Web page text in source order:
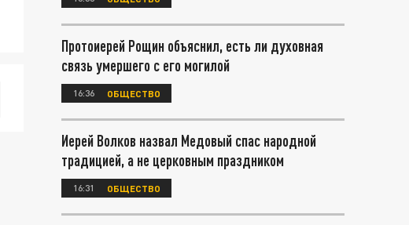
Протоиерей Рощин объяснил, есть ли духовная
связь умершего с его могилой
16:36 ОБЩЕСТВО
Иерей Волков назвал Медовый спас народной
традицией, а не церковным праздником
16:31 ОБЩЕСТВО